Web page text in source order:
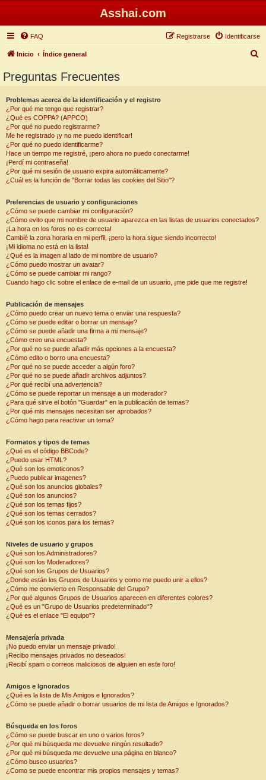
Asshai.com
FAQ Identificarse
Registrarse
Inicio Índice general
Preguntas Frecuentes
Problemas acerca de la identificación y el registro
¿Por qué me tengo que registrar?
¿Qué es COPPA? (APPCO)
¿Por qué no puedo registrarme?
Me he registrado ¡y no me puedo identificar!
¿Por qué no puedo identificarme?
Hace un tiempo me registré, ¡pero ahora no puedo conectarme!
¡Perdí mi contraseña!
¿Por qué mi sesión de usuario expira automáticamente?
¿Cuál es la función de "Borrar todas las cookies del Sitio"?
Preferencias de usuario y configuraciones
¿Cómo se puede cambiar mi configuración?
¿Cómo evito que mi nombre de usuario aparezca en las listas de usuarios conectados?
¡La hora en los foros no es correcta!
Cambié la zona horaria en mi perfil, ¡pero la hora sigue siendo incorrecto!
¡Mi idioma no está en la lista!
¿Qué es la imagen al lado de mi nombre de usuario?
¿Cómo puedo mostrar un avatar?
¿Cómo se puede cambiar mi rango?
Cuando hago clic sobre el enlace de e-mail de un usuario, ¡me pide que me registre!
Publicación de mensajes
¿Cómo puedo crear un nuevo tema o enviar una respuesta?
¿Cómo se puede editar o borrar un mensaje?
¿Cómo se puede añadir una firma a mi mensaje?
¿Cómo creo una encuesta?
¿Por qué no se puede añadir más opciones a la encuesta?
¿Cómo edito o borro una encuesta?
¿Por qué no se puede acceder a algún foro?
¿Por qué no se puede añadir archivos adjuntos?
¿Por qué recibí una advertencia?
¿Cómo se puede reportar un mensaje a un moderador?
¿Para qué sirve el botón "Guardar" en la publicación de temas?
¿Por qué mis mensajes necesitan ser aprobados?
¿Cómo hago para reactivar un tema?
Formatos y tipos de temas
¿Qué es el código BBCode?
¿Puedo usar HTML?
¿Qué son los emoticonos?
¿Puedo publicar imagenes?
¿Qué son los anuncios globales?
¿Qué son los anuncios?
¿Qué son los temas fijos?
¿Qué son los temas cerrados?
¿Qué son los iconos para los temas?
Niveles de usuario y grupos
¿Qué son los Administradores?
¿Qué son los Moderadores?
¿Qué son los Grupos de Usuarios?
¿Donde están los Grupos de Usuarios y como me puedo unir a ellos?
¿Cómo me convierto en Responsable del Grupo?
¿Por qué algunos Grupos de Usuarios aparecen en diferentes colores?
¿Qué es un "Grupo de Usuarios predeterminado"?
¿Qué es el enlace "El equipo"?
Mensajería privada
¡No puedo enviar un mensaje privado!
¡Recibo mensajes privados no deseados!
¡Recibí spam o correos maliciosos de alguien en este foro!
Amigos e Ignorados
¿Qué es la lista de Mis Amigos e Ignorados?
¿Cómo se puede añadir o borrar usuarios de mi lista de Amigos e Ignorados?
Búsqueda en los foros
¿Cómo se puede buscar en uno o varios foros?
¿Por qué mi búsqueda me devuelve ningún resultado?
¿Por qué mi búsqueda me devuelve una página en blanco?
¿Cómo busco usuarios?
¿Como se puede encontrar mis propios mensajes y temas?